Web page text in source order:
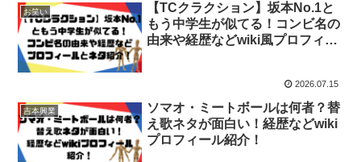
お笑い
【TCクラクション】坂本No.1と
もう中学生が似てる！コンビ名の
由来や経歴などwiki風プロフィー
2026.07.15
吉本興業
ソマオ・ミートボールは何者？替
え歌ネタが面白い！経歴などwiki
プロフィール紹介！